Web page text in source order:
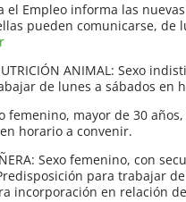
el Empleo informa las
pueden comunicarse, de
ANIMAL: Sexo
de lunes a sábados
femenino, mayor de 30
horario a convenir.
Sexo femenino, con
para trabajar
incorporación en relación